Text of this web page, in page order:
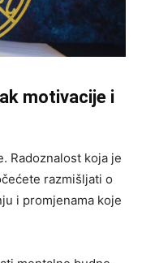
motivacije i
Radoznalost koja je
razmišljati o
i promjenama koje